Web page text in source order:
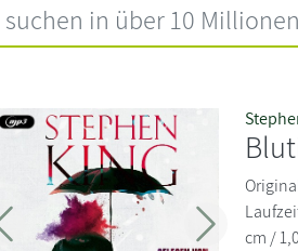
Zurück Weitercm /